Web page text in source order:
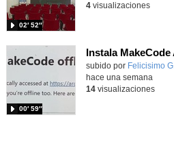
02′ 52″
4visualizaciones
Contenido educativo.
subido por Felicisimo G.
00′ 59″
hace una semana
14visualizaciones